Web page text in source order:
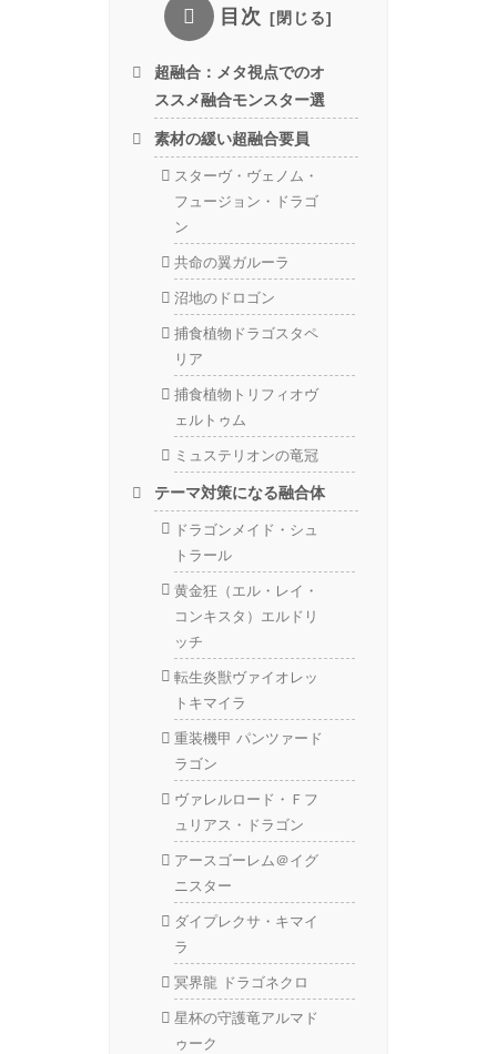
目次
超融合：メタ視点でのオ
ススメ融合モンスター選
素材の緩い超融合要員
スターヴ・ヴェノム・
フュージョン・ドラゴ
ン
共命の翼ガルーラ
沼地のドロゴン
捕食植物ドラゴスタペ
リア
捕食植物トリフィオヴ
ェルトゥム
ミュステリオンの竜冠
テーマ対策になる融合体
ドラゴンメイド・シュ
トラール
黄金狂（エル・レイ・
コンキスタ）エルドリ
ッチ
転生炎獣ヴァイオレッ
トキマイラ
重装機甲 パンツァード
ラゴン
ヴァレルロード・Ｆフ
ュリアス・ドラゴン
アースゴーレム＠イグ
ニスター
ダイプレクサ・キマイ
ラ
冥界龍 ドラゴネクロ
星杯の守護竜アルマド
ゥーク